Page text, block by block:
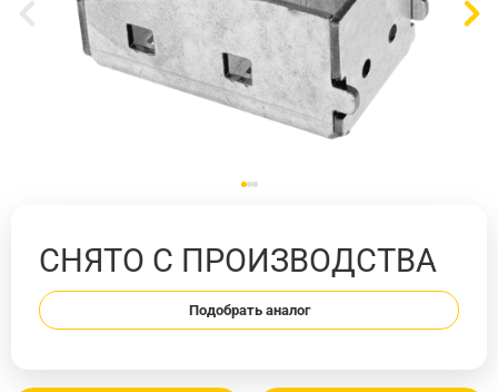
СНЯТО С ПРОИЗВОДСТВА
Подобрать аналог